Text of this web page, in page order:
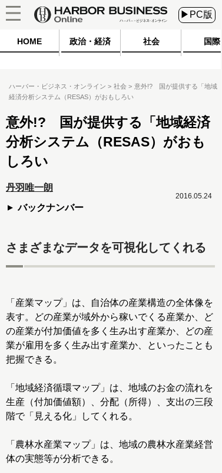
▶PC版
HOME 政治・経済 社会 国際
ハーバー・ビジネス・オンライン 社会
意外!? 国が提供する「地域
経済分析システム（RESAS）がおもしろい
意外!? 国が提供する「地域経済
分析システム（RESAS）がおも
しろい
丹羽唯一朗
バックナンバー
2016.05.24
さまざまなデータを可視化してくれる
「産業マップ」は、自治体の産業構造の全体像を
表す。どの産業が域外から稼いでくる産業か、ど
の産業が付加価値を多く生み出す産業か、どの産
業が雇用を多く生み出す産業か、といったことも
把握できる。
「地域経済循環マップ」は、地域のお金の流れを
生産（付加価値額）、分配（所得）、支出の三段
階で「見える化」してくれる。
「農林水産業マップ」は、地域の農林水産業経営
体の実態等が分析できる。